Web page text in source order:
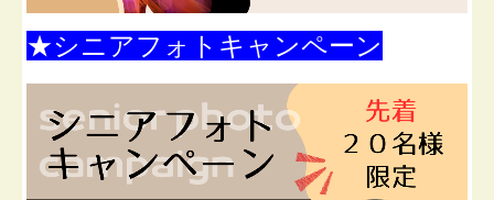
★シニアフォトキャンペーン